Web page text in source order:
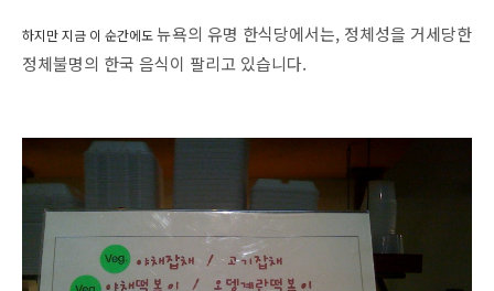
하지만 지금 이 순간에도뉴욕의 유명 한식당에서는, 정체성을 거세당한
정체불명의 한국 음식이 팔리고 있습니다.